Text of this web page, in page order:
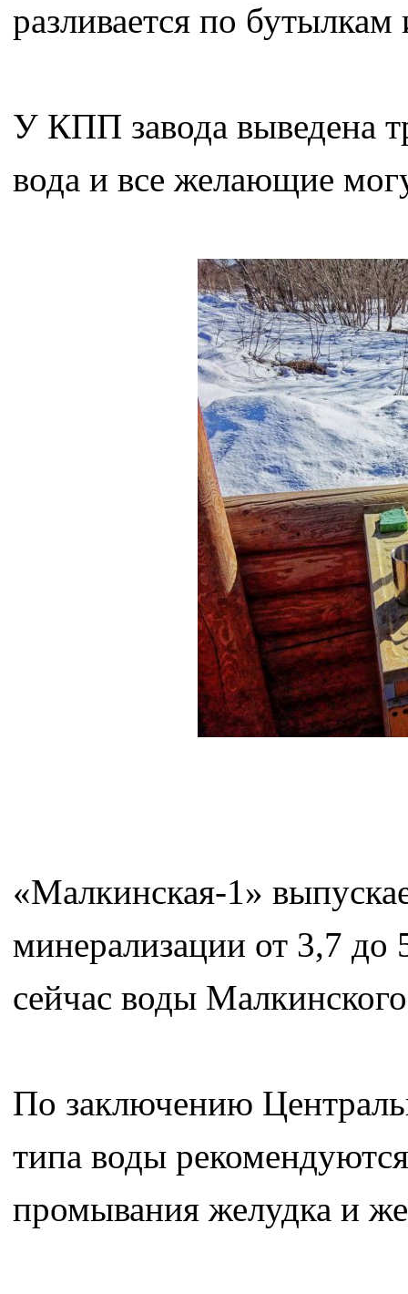
разливается по
У КПП завода выведена
вода и все желающие
«Малкинская-1»
минерализации от 3,7 до
сейчас воды
По заключению
типа воды
промывания желудка и